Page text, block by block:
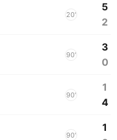
20'
5
2
90'
3
0
90'
1
4
90'
1